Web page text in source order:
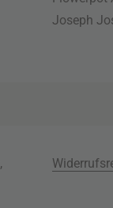
Joseph
,